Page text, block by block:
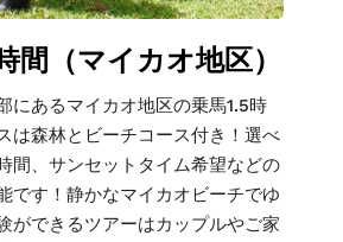
間（マイカオ地区）
にあるマイカオ地区の乗馬1.5時
は森林とビーチコース付き！選べ
間、サンセットタイム希望などの
です！静かなマイカオビーチでゆ
ができるツアーはカップルやご家